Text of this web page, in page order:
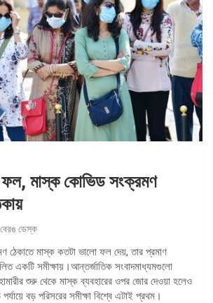
ফল, মাস্ক কোভিড সংক্রমণ
ডেস্ক
ঠেকাতে মাস্ক কতটা ভালো ফল দেয়, তার প্রমাণ
একটি সমীক্ষায়।আন্তর্জাতিক সংবাদমাধ্যমগুলো
শুরু থেকে মাস্ক ব্যবহারের ওপর জোর দেওয়া হলেও
পর্যায়ে বড় পরিসরের সমীক্ষা বিশ্বে এটাই প্রথম।